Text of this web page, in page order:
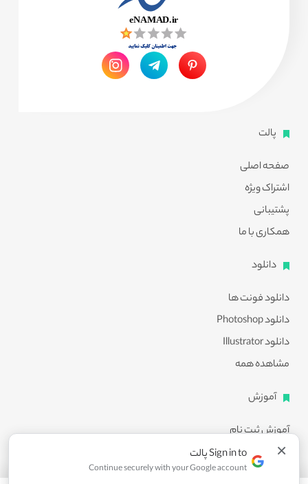
پالت
صفحه اصلی
اشتراک ویژه
پشتیبانی
همکاری با ما
دانلود
دانلود فونت ها
دانلود Photoshop
دانلود Illustrator
مشاهده همه
آموزش
آموزش ثبت نام
آموزش دانلود
آموزش ویرایش طرح ها
× Sign in to پالت
Continue securely with your Google account